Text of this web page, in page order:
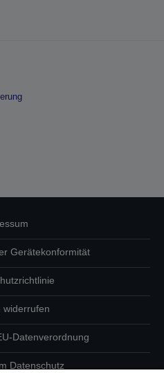
Gerätekonformität
widerrufen
Datenverordnung
Datenschutz